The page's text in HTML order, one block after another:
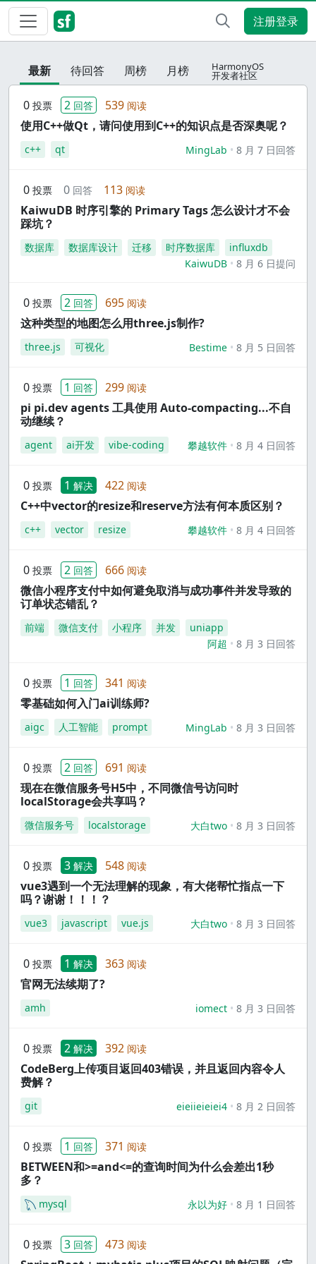
注册登录
最新 待回答 周榜 月榜 HarmonyOS
开发者社区
0 投票 2 回答 539 阅读
使用C++做Qt，请问使用到C++的知识点是否深奥呢？
c++ qt MingLab 8 月 7 日回答
0 投票 0 回答 113 阅读
KaiwuDB 时序引擎的 Primary Tags 怎么设计才不会
踩坑？
数据库 数据库设计 迁移 时序数据库
influxdb
KaiwuDB
8 月 6 日提问
0 投票 2 回答 695 阅读
这种类型的地图怎么用three.js制作?
three.js 可视化 Bestime 8 月 5 日回答
0 投票 1 回答 299 阅读
pi pi.dev agents 工具使用 Auto-compacting...不自
动继续？
agent ai开发 vibe-coding 攀越软件 8 月 4 日回答
0 投票 1 解决 422 阅读
C++中vector的resize和reserve方法有何本质区别？
c++ vector resize 攀越软件 8 月 4 日回答
0 投票 2 回答 666 阅读
微信小程序支付中如何避免取消与成功事件并发导致的
订单状态错乱？
前端 微信支付 小程序 并发
uniapp
阿超
8 月 3 日回答
0 投票 1 回答 341 阅读
零基础如何入门ai训练师?
aigc 人工智能 prompt MingLab 8 月 3 日回答
0 投票 2 回答 691 阅读
现在在微信服务号H5中，不同微信号访问时
localStorage会共享吗？
微信服务号 localstorage 大白two 8 月 3 日回答
0 投票 3 解决 548 阅读
vue3遇到一个无法理解的现象，有大佬帮忙指点一下
吗？谢谢！！！？
vue3 javascript vue.js 大白two 8 月 3 日回答
0 投票 1 解决 363 阅读
官网无法续期了?
amh iomect 8 月 3 日回答
0 投票 2 解决 392 阅读
CodeBerg上传项目返回403错误，并且返回内容令人
费解？
git eieiieieiei4 8 月 2 日回答
0 投票 1 回答 371 阅读
BETWEEN和>=and<=的查询时间为什么会差出1秒
多？
mysql 永以为好 8 月 1 日回答
0 投票 3 回答 473 阅读